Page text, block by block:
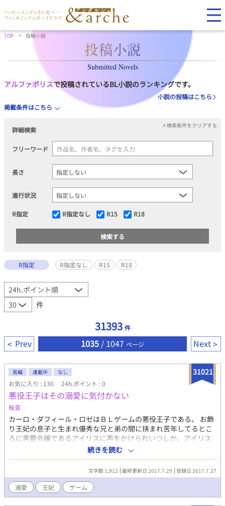
TOP 投稿小説
Submitted Novels
アルファポリスで投稿されているBL小説のランキングです。
小説の投稿はこちら
掲載条件はこちら
詳細検索
×検索条件をクリアする
フリーワード
長さ
進行状況
R指定 R指定なし R15 R18
R指定 R指定なし R15 R18
件
31393 件
Prev 1035 / 1047 ページ Next
31021
長編 連載中 なし
お気に入り : 130 24h.ポイント : 0
悪役王子はその溺愛に気付かない
桜音
カーロ・ダフィール・ロゼはＢＬゲームの悪役王子である。 お飾
り王妃の息子と生まれ優秀な兄と弟の間に挟まれ苦年してるとこ
ろに男爵令嬢であるアイリスに声をかけられいつしか、アイリス
に恋心を抱く。 そして、アイリスの言われるまま婚約者であるレ
オ・アルディ・ヘルデスとの婚約を破棄する。
続きを読む
文字数 1,912 最終更新日 2017.7.29 登録日 2017.7.27
溺愛 王妃 ゲーム